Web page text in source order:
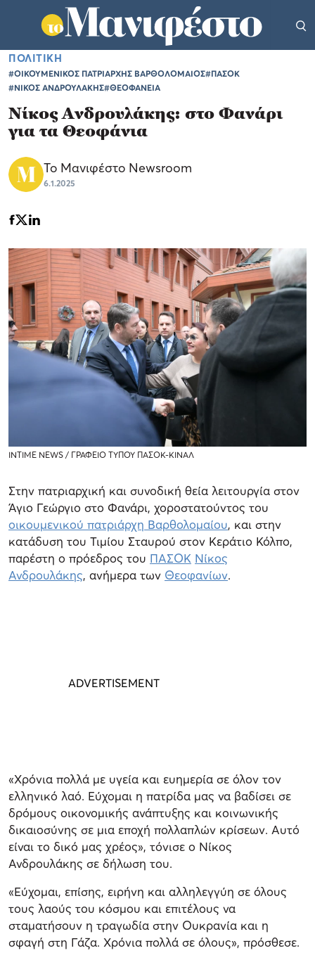
ΠΟΛΙΤΙΚΗ
#ΟΙΚΟΥΜΕΝΙΚΟΣ ΠΑΤΡΙΑΡΧΗΣ ΒΑΡΘΟΛΟΜΑΙΟΣ#ΠΑΣΟΚ
#ΝΙΚΟΣ ΑΝΔΡΟΥΛΑΚΗΣ#ΘΕΟΦΑΝΕΙΑ
Νίκος Ανδρουλάκης: στο Φανάρι
για τα Θεοφάνια
Το Μανιφέστο Newsroom
6.1.2025
INTIME NEWS / ΓΡΑΦΕΙΟ ΤΥΠΟΥ ΠΑΣΟΚ-ΚΙΝΑΛ
Στην πατριαρχική και συνοδική θεία λειτουργία στον
Άγιο Γεώργιο στο Φανάρι, χοροστατούντος του
οικουμενικού πατριάρχη Βαρθολομαίου, και στην
κατάδυση του Τιμίου Σταυρού στον Κεράτιο Κόλπο,
παρέστη ο πρόεδρος του ΠΑΣΟΚ Νίκος
Ανδρουλάκης, ανήμερα των Θεοφανίων.
«Χρόνια πολλά με υγεία και ευημερία σε όλον τον
ελληνικό λαό. Εύχομαι η πατρίδα μας να βαδίσει σε
δρόμους οικονομικής ανάπτυξης και κοινωνικής
δικαιοσύνης σε μια εποχή πολλαπλών κρίσεων. Αυτό
είναι το δικό μας χρέος», τόνισε ο Νίκος
Ανδρουλάκης σε δήλωση του.
«Εύχομαι, επίσης, ειρήνη και αλληλεγγύη σε όλους
τους λαούς του κόσμου και επιτέλους να
σταματήσουν η τραγωδία στην Ουκρανία και η
σφαγή στη Γάζα. Χρόνια πολλά σε όλους», πρόσθεσε.